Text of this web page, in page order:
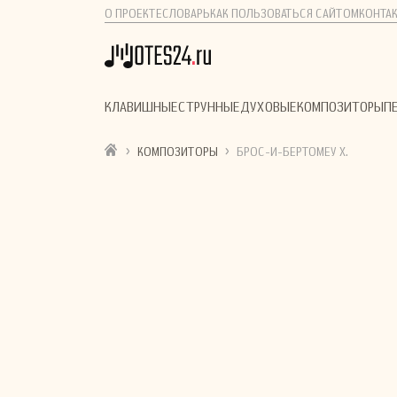
О ПРОЕКТЕСЛОВАРЬ КАК ПОЛЬЗОВАТЬСЯ САЙТОМ
КЛАВИШНЫЕСТРУННЫЕДУХОВЫЕКОМПОЗИТОРЫ
› КОМПОЗИТОРЫ › БРОС-И-БЕРТОМЕУ Х.